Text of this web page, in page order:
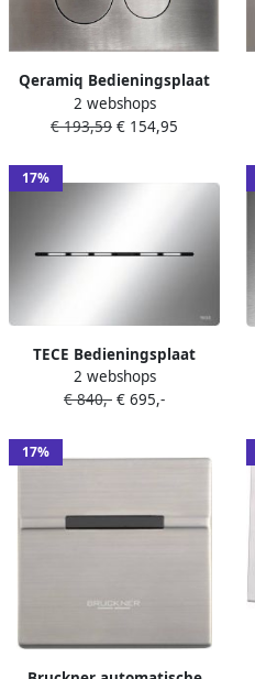
Qeramiq Bedieningsplaat
Push Met DualfFush
Frontbediening Metaal
2 webshops
€ 193,59 € 154,95
17%
TECE Bedieningsplaat
Elektronisch Solid Met
Handsfree Bediening 12V
2 webshops
€ 840,- € 695,-
17%